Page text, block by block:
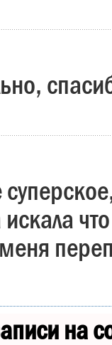
искала
на